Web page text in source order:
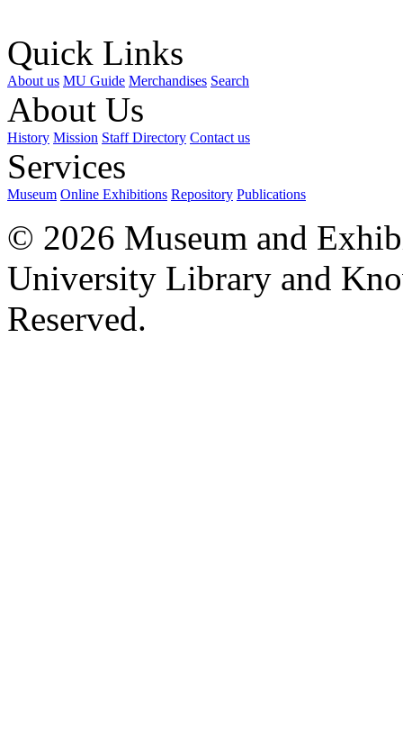
Quick Links
About us MU Guide Merchandises Search
About Us
History Mission Staff Directory Contact us
Services
Museum Online Exhibitions Repository Publications
© 2026 Museum and
University Library and
Reserved.